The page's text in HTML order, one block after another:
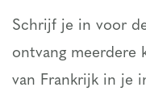
Schrijf je in voor
ontvang meerdere
van Frankrijk in je